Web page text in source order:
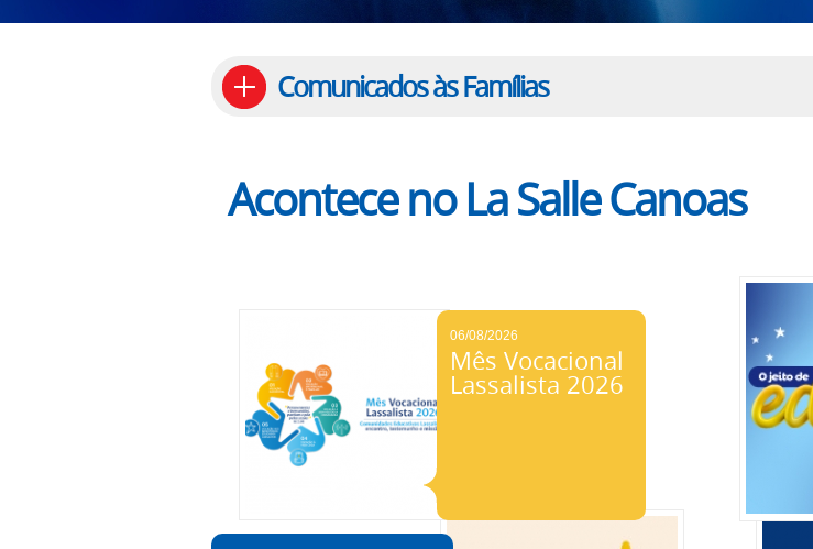
Comunicados às Famílias
Acontece no La Salle Canoas
06/08/2026
Mês Vocacional
Lassalista 2026